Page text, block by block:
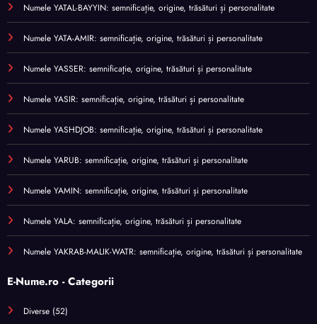
Numele YATAL-BAYYIN: semnificație, origine, trăsături și personalitate
Numele YATA-AMIR: semnificație, origine, trăsături și personalitate
Numele YASSER: semnificație, origine, trăsături și personalitate
Numele YASIR: semnificație, origine, trăsături și personalitate
Numele YASHDJOB: semnificație, origine, trăsături și personalitate
Numele YARUB: semnificație, origine, trăsături și personalitate
Numele YAMIN: semnificație, origine, trăsături și personalitate
Numele YALA: semnificație, origine, trăsături și personalitate
Numele YAKRAB-MALIK-WATR: semnificație, origine, trăsături și personalitate
E-Nume.ro - Categorii
Diverse (52)